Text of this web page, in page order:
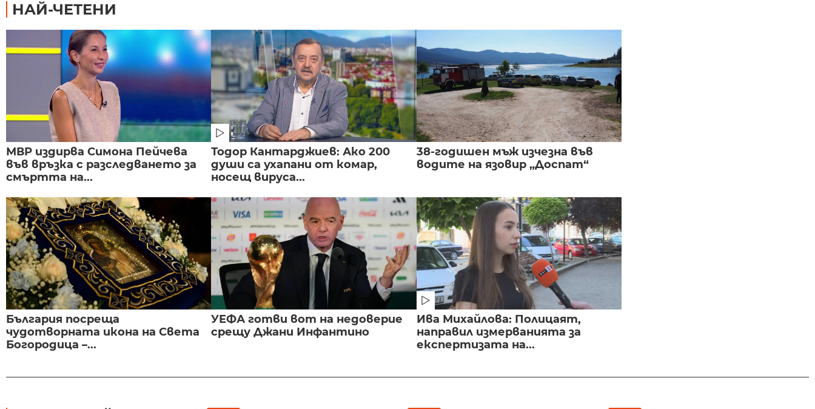
НАЙ-ЧЕТЕНИ
МВР издирва Симона Пейчева
във връзка с разследването за
смъртта на...
Тодор Кантарджиев: Ако 200
души са ухапани от комар,
носещ вируса...
38-годишен мъж изчезна във
водите на язовир „Доспат“
България посреща
чудотворната икона на Света
Богородица –...
УЕФА готви вот на недоверие
срещу Джани Инфантино
Ива Михайлова: Полицаят,
направил измерванията за
експертизата на...